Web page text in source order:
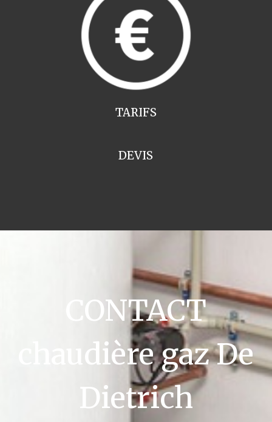
TARIFS
DEVIS
CONTACT
chaudière gaz De
Dietrich